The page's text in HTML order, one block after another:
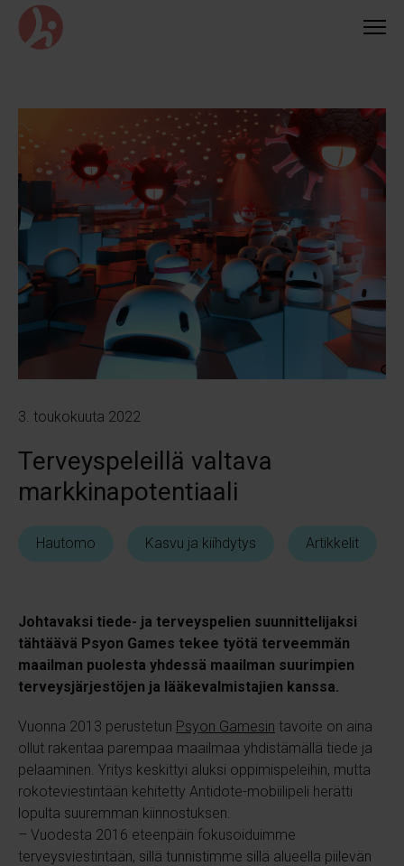
Siirry
suoraan
sisältöön
3. toukokuuta 2022
Terveyspeleillä valtava
markkinapotentiaali
Hautomo Kasvu ja kiihdytys Artikkelit
Johtavaksi tiede- ja terveyspelien suunnittelijaksi
tähtäävä Psyon Games tekee työtä terveemmän
maailman puolesta yhdessä maailman suurimpien
terveysjärjestöjen ja lääkevalmistajien kanssa.
Vuonna 2013 perustetun Psyon Gamesin tavoite on aina
ollut rakentaa parempaa maailmaa yhdistämällä tiede ja
pelaaminen. Yritys keskittyi aluksi oppimispeleihin, mutta
rokoteviestintään kehitetty Antidote-mobiilipeli herätti
lopulta suuremman kiinnostuksen.
– Vuodesta 2016 eteenpäin fokusoiduimme
terveysviestintään, sillä tunnistimme sillä alueella piilevän